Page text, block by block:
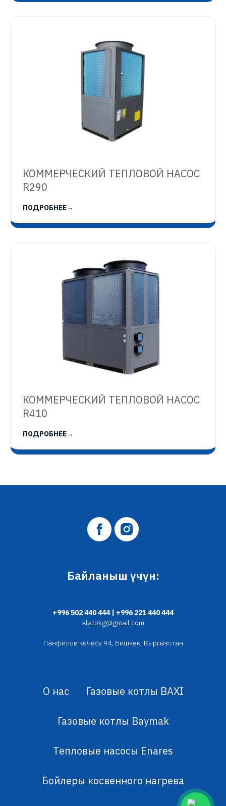
КОММЕРЧЕСКИЙ ТЕПЛОВОЙ НАСОС
R290
ПОДРОБНЕЕ→
КОММЕРЧЕСКИЙ ТЕПЛОВОЙ НАСОС
R410
ПОДРОБНЕЕ→
Байланыш үчүн:
+996 502 440 444 | +996 221 440 444
alatokg@gmail.com
Панфилов көчөсү 94, Бишкек, Кыргызстан
О нас Газовые котлы BAXI
Газовые котлы Baymak
Тепловые насосы Enares
Бойлеры косвенного нагрева